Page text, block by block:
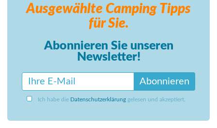
Ausgewählte Camping Tipps
für Sie.
Abonnieren Sie unseren
Newsletter!
Abonnieren
Ich habe die Datenschutzerklärung gelesen und akzeptiert.